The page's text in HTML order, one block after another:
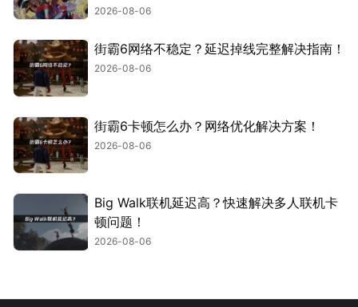
2026-08-06
街霸6网络不稳定？延迟掉线完整解决指南！
2026-08-06
街霸6卡顿怎么办？网络优化解决方案！
2026-08-06
Big Walk联机延迟高？快速解决多人联机卡
顿问题！
2026-08-06